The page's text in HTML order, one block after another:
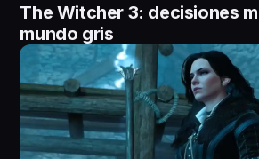
The Witcher 3: decisiones
mundo gris